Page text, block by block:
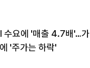
수요에 '매출 4.7배'…가
'주가는 하락'